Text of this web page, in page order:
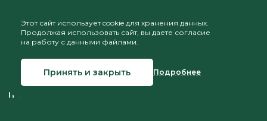
Приветствуется копирование и размещение
материалов при условии сохранения ссылки на наш
© 2026 Бондюэль Россия
Создание сайта
Этот сайт использует cookie для хранения данных.
Продолжая использовать сайт, вы даете согласие
на работу с данными файлами.
Принять и закрыть Подробнее